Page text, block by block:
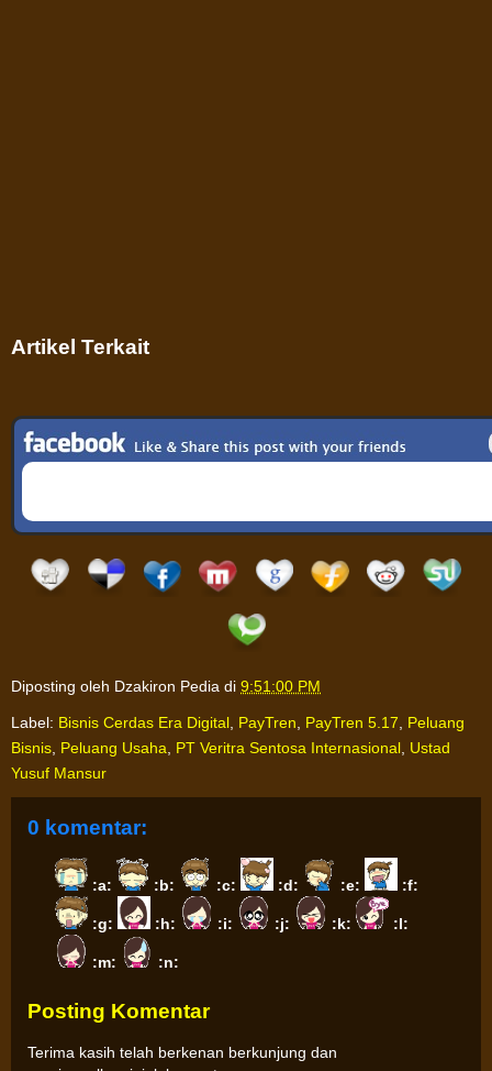
Artikel Terkait
Diposting oleh Dzakiron Pedia di 9:51:00 PM
Label: Bisnis Cerdas Era Digital PayTren PayTren 5.17
Peluang
Bisnis Peluang Usaha PT Veritra Sentosa Internasional Ustad
Yusuf Mansur
0 komentar:
:a: :b: :c: :d: :e: :f:
:g: :h: :i: :j: :k: :l:
:m: :n:
Posting Komentar
Terima kasih telah berkenan berkunjung dan